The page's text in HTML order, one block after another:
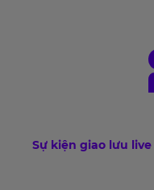
Sự kiện giao lưu live